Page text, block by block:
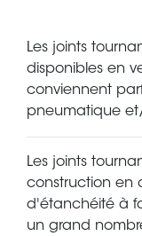
Les joints
disponibles en
conviennent
pneumatique
Les joints
construction en
d'étanchéité à
un grand